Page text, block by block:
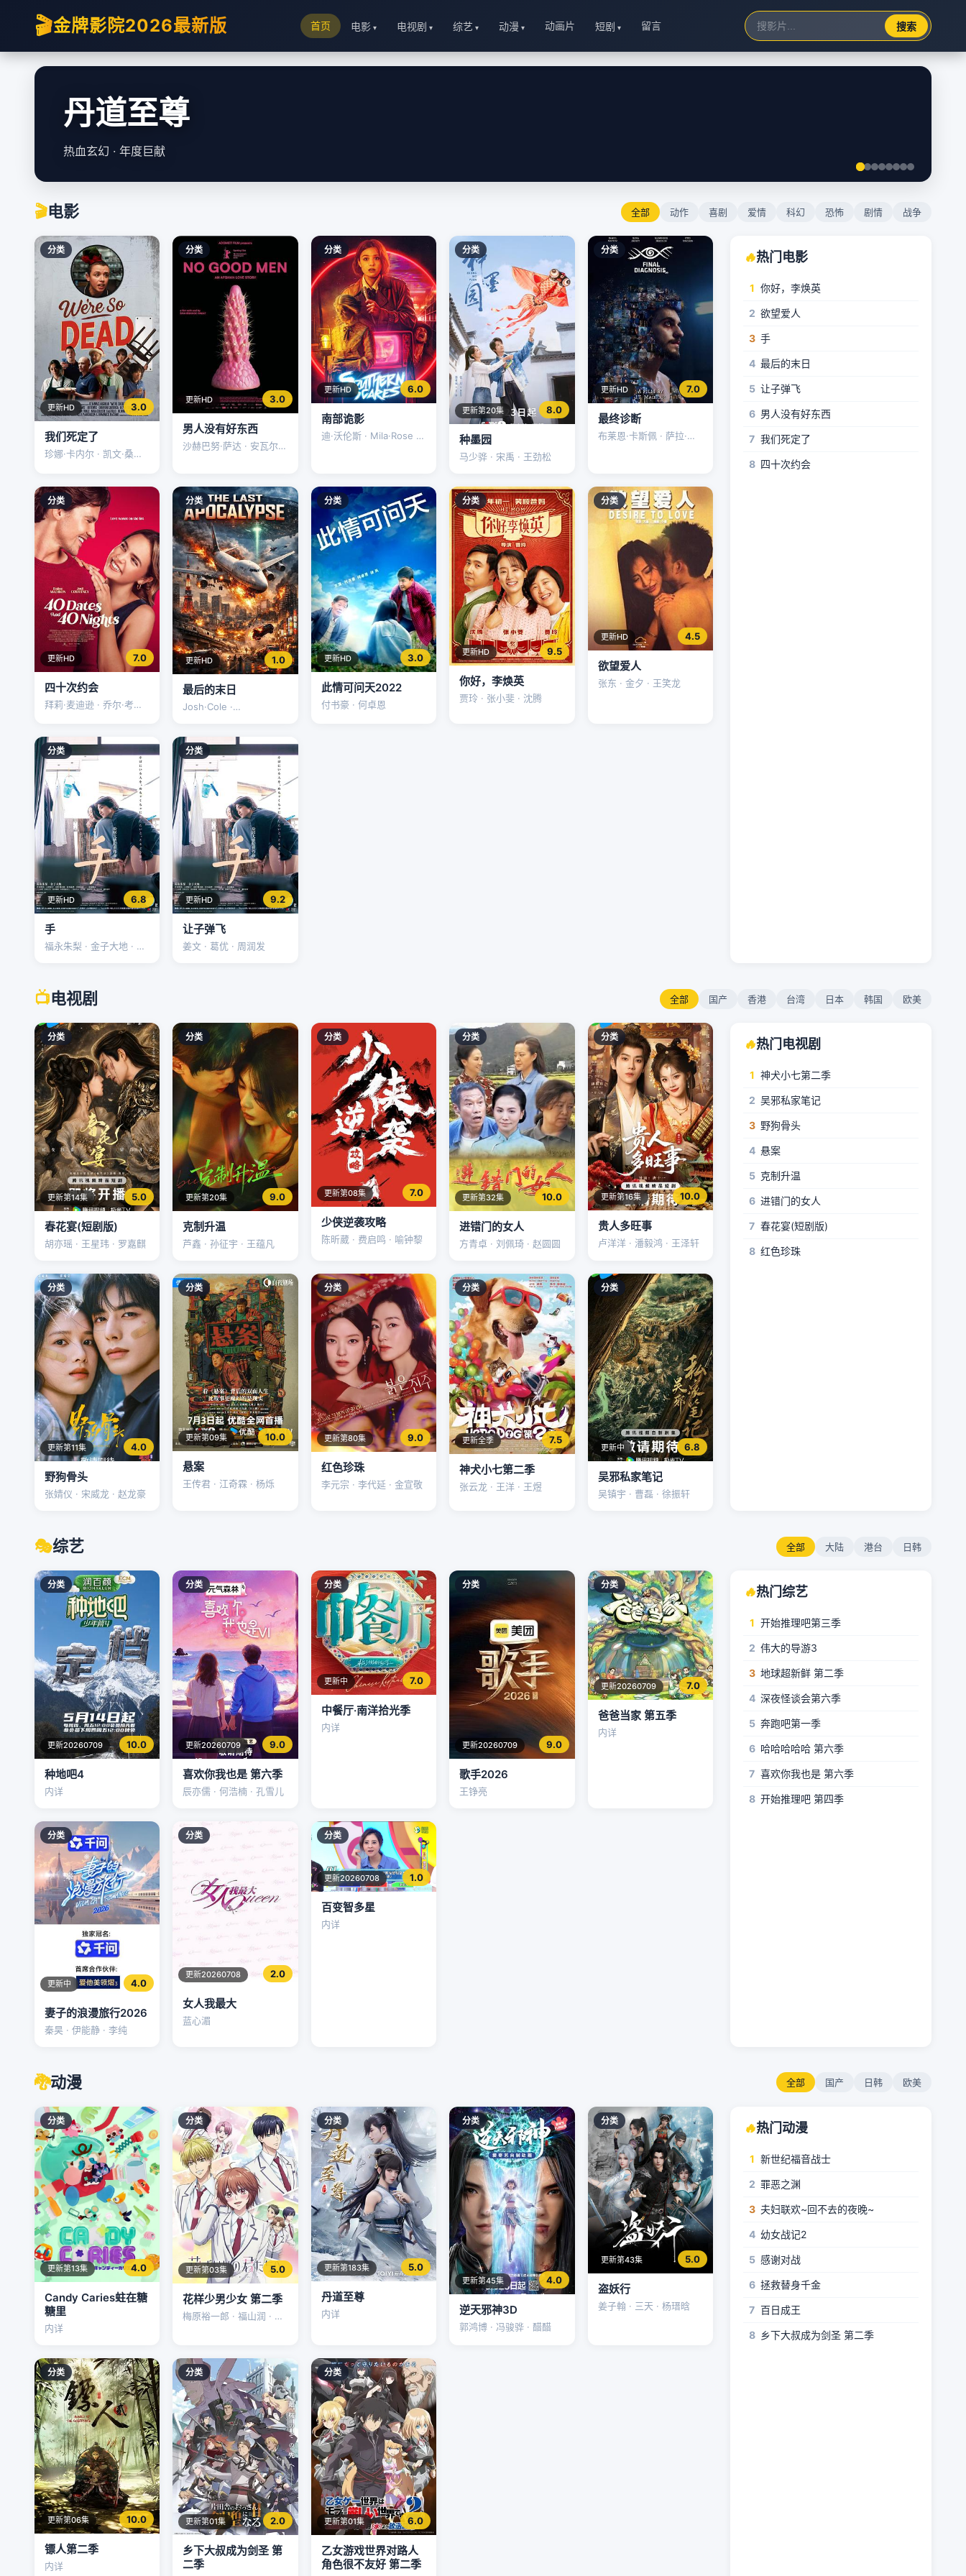
🎬金牌影院2026最新版 首页 电影 电视剧 综艺 动漫 动画片 短剧 留言 搜索
都市古仙医
都市修仙 · 逆天改命
🎬电影 全部 动作 喜剧 爱情 科幻 恐怖 剧情 战争
分类
3.0
更新HD
我们死定了
珍娜·卡内尔 · 凯文·桑德
分类
3.0
更新HD
男人没有好东西
沙赫巴努·萨达 · 安瓦尔·
分类
6.0
更新HD
南部诡影
迪·沃伦斯 · Mila·Rose ·
分类
8.0
更新第20集
种墨园
马少骅 · 宋禹 · 王劲松
分类
7.0
更新HD
最终诊断
布莱恩·卡斯佩 · 萨拉·基 ·
分类
7.0
更新HD
四十次约会
拜莉·麦迪逊 · 乔尔·考特
分类
1.0
更新HD
最后的末日
Josh·Cole ·
Seiya·Matsudo
分类
3.0
更新HD
此情可问天2022
付书豪 · 何卓恩
分类
9.5
更新HD
你好，李焕英
贾玲 · 张小斐 · 沈腾
分类
4.5
更新HD
欲望爱人
张东 · 金夕 · 王笑龙
分类
6.8
更新HD
手
福永朱梨 · 金子大地 · 津
分类
9.2
更新HD
让子弹飞
姜文 · 葛优 · 周润发
🔥热门电影
1 你好，李焕英
2 欲望爱人
3 手
4 最后的末日
5 让子弹飞
6 男人没有好东西
7 我们死定了
8 四十次约会
📺电视剧 全部 国产 香港 台湾 日本 韩国 欧美
分类
5.0
更新第14集
春花宴(短剧版)
胡亦瑶 · 王星玮 · 罗嘉麒
分类
9.0
更新第20集
克制升温
芦鑫 · 孙征宇 · 王蕴凡
分类
7.0
更新第08集
少侠逆袭攻略
陈昕葳 · 费启鸣 · 喻钟黎
分类
10.0
更新第32集
进错门的女人
方青卓 · 刘佩琦 · 赵圆圆
分类
10.0
更新第16集
贵人多旺事
卢洋洋 · 潘毅鸿 · 王泽轩
分类
4.0
更新第11集
野狗骨头
张婧仪 · 宋威龙 · 赵龙豪
分类
10.0
更新第09集
悬案
王传君 · 江奇霖 · 杨烁
分类
9.0
更新第80集
红色珍珠
李元宗 · 李代延 · 金宣敬
分类
7.5
更新全季
神犬小七第二季
张云龙 · 王洋 · 王煜
分类
6.8
更新中
吴邪私家笔记
吴镇宇 · 曹磊 · 徐振轩
🔥热门电视剧
1 神犬小七第二季
2 吴邪私家笔记
3 野狗骨头
4 悬案
5 克制升温
6 进错门的女人
7 春花宴(短剧版)
8 红色珍珠
🎭综艺 全部 大陆 港台 日韩
分类
10.0
更新20260709
种地吧4
内详
分类
9.0
更新20260709
喜欢你我也是 第六季
辰亦儒 · 何浩楠 · 孔雪儿
分类
7.0
更新中
中餐厅·南洋拾光季
内详
分类
9.0
更新20260709
歌手2026
王铮亮
分类
7.0
更新20260709
爸爸当家 第五季
内详
分类
4.0
更新中
妻子的浪漫旅行2026
秦昊 · 伊能静 · 李纯
分类
2.0
更新20260708
女人我最大
蓝心湄
分类
1.0
更新20260708
百变智多星
内详
🔥热门综艺
1 开始推理吧第三季
2 伟大的导游3
3 地球超新鲜 第二季
4 深夜怪谈会第六季
5 奔跑吧第一季
6 哈哈哈哈哈 第六季
7 喜欢你我也是 第六季
8 开始推理吧 第四季
🐉动漫 全部 国产 日韩 欧美
分类
4.0
更新第13集
Candy Caries蛀在糖
糖里
内详
分类
5.0
更新第03集
花样少男少女 第二季
梅原裕一郎 · 福山润 · 内
分类
5.0
更新第183集
丹道至尊
内详
分类
4.0
更新第45集
逆天邪神3D
郭鸿博 · 冯骏骅 · 醋醋
分类
5.0
更新第43集
盗妖行
姜子翰 · 三天 · 杨瑨晗
分类
10.0
更新第06集
镖人第二季
内详
分类
2.0
更新第01集
乡下大叔成为剑圣 第
二季
分类
6.0
更新第01集
乙女游戏世界对路人
角色很不友好 第二季
🔥热门动漫
1 新世纪福音战士
2 罪恶之渊
3 夫妇联欢~回不去的夜晚~
4 幼女战记2
5 感谢对战
6 拯救替身千金
7 百日成王
8 乡下大叔成为剑圣 第二季